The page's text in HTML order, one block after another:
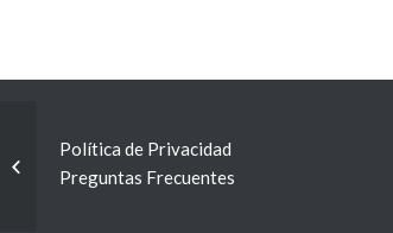
Política de Privacidad
Preguntas Frecuentes
por comunidad –
Apartado Nacional de